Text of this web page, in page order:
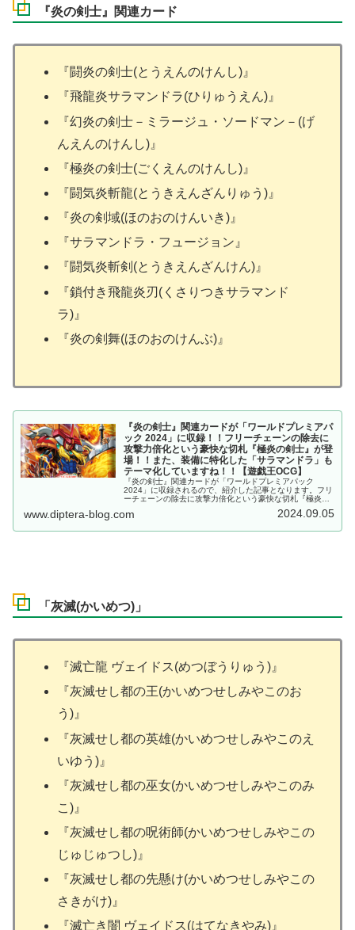
『炎の剣士』関連カード
『闘炎の剣士(とうえんのけんし)』
『飛龍炎サラマンドラ(ひりゅうえん)』
『幻炎の剣士－ミラージュ・ソードマン－(げ
んえんのけんし)』
『極炎の剣士(ごくえんのけんし)』
『闘気炎斬龍(とうきえんざんりゅう)』
『炎の剣域(ほのおのけんいき)』
『サラマンドラ・フュージョン』
『闘気炎斬剣(とうきえんざんけん)』
『鎖付き飛龍炎刃(くさりつきサラマンド
ラ)』
『炎の剣舞(ほのおのけんぶ)』
『炎の剣士』関連カードが「ワールドプレミアパ
ック 2024」に収録！！フリーチェーンの除去に
攻撃力倍化という豪快な切札『極炎の剣士』が登
場！！また、装備に特化した「サラマンドラ」も
テーマ化していますね！！【遊戯王OCG】
『炎の剣士』関連カードが「ワールドプレミアパック
2024」に収録されるので、紹介した記事となります。フリ
ーチェーンの除去に攻撃力倍化という豪快な切札『極炎の
もテーマ化していますね！！【遊戯王OCG】
www.diptera-blog.com 2024.09.05
「灰滅(かいめつ)」
『滅亡龍 ヴェイドス(めつぼうりゅう)』
『灰滅せし都の王(かいめつせしみやこのお
う)』
『灰滅せし都の英雄(かいめつせしみやこのえ
いゆう)』
『灰滅せし都の巫女(かいめつせしみやこのみ
こ)』
『灰滅せし都の呪術師(かいめつせしみやこの
じゅじゅつし)』
『灰滅せし都の先懸け(かいめつせしみやこの
さきがけ)』
『滅亡き闇 ヴェイドス(はてなきやみ)』